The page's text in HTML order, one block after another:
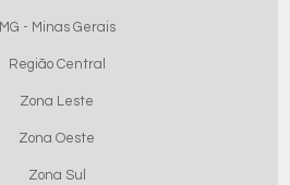
MG - Minas Gerais
Região Central
Zona Leste
Zona Oeste
Zona Sul